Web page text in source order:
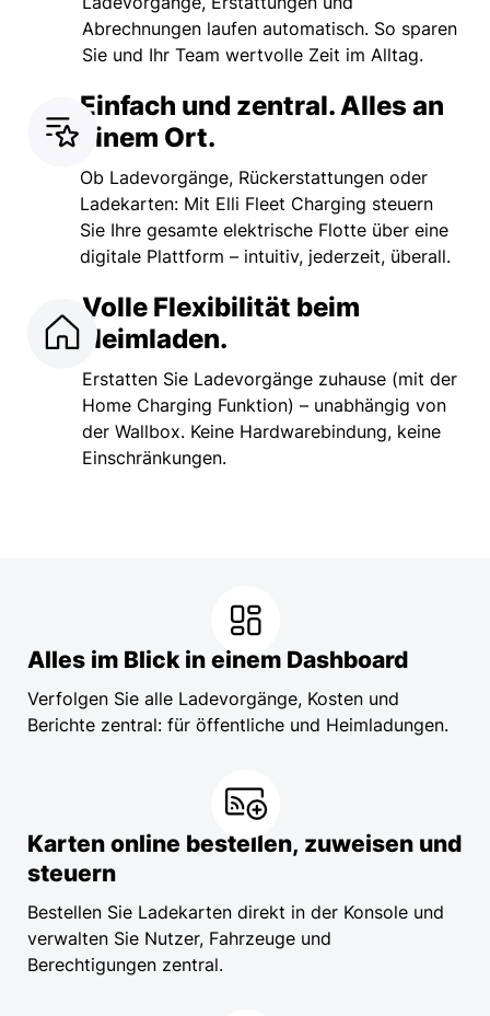
Abrechnungen laufen automatisch. So sparen
Sie und Ihr Team wertvolle Zeit im Alltag.
Einfach und zentral. Alles an
einem Ort.
Ob Ladevorgänge, Rückerstattungen oder
Ladekarten: Mit Elli Fleet Charging steuern
Sie Ihre gesamte elektrische Flotte über eine
digitale Plattform – intuitiv, jederzeit, überall.
Volle Flexibilität beim
Heimladen.
Erstatten Sie Ladevorgänge zuhause (mit der
Home Charging Funktion) – unabhängig von
der Wallbox. Keine Hardwarebindung, keine
Einschränkungen.
Alles im Blick in einem Dashboard
Verfolgen Sie alle Ladevorgänge, Kosten und
Berichte zentral: für öffentliche und Heimladungen.
Karten online bestellen, zuweisen und
steuern
Bestellen Sie Ladekarten direkt in der Konsole und
verwalten Sie Nutzer, Fahrzeuge und
Berechtigungen zentral.